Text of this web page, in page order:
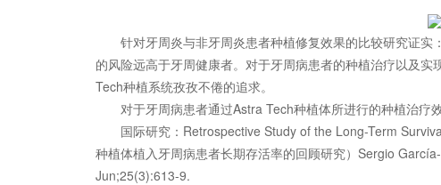
针对牙周炎与非牙周炎患者种植修复效果的比较研究证
的风险远高于牙周健康者。对于牙周病患者的种植治疗以及
Tech种植系统孜孜不倦的追求。
对于牙周病患者通过Astra Tech种植体所进行的种植治疗
国际研究：Retrospective Study of the Long-Term
种植体植入牙周病患者长期存活率的回顾研究）Sergio
Jun;25(3):613-9.